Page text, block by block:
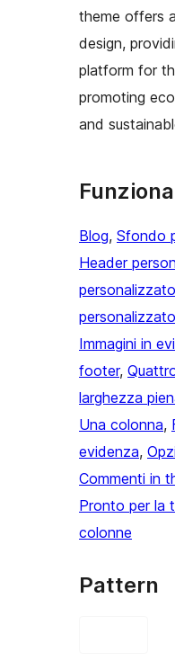
theme offers
design,
platform for
promoting
and
Blog, Sfondo
Header
personalizzato
personalizzato
Immagini in
footer,
larghezza
Una colonna,
evidenza,
Commenti in
Pronto per la
colonne
Pattern